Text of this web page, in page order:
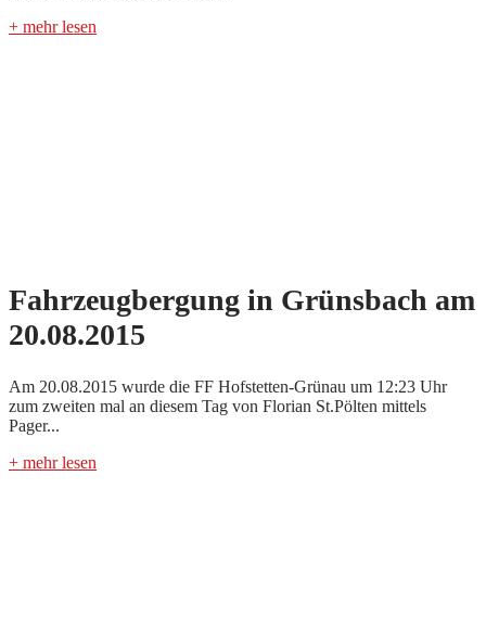
+ mehr lesen
Fahrzeugbergung in Grünsbach am
20.08.2015
Am 20.08.2015 wurde die FF Hofstetten-Grünau um 12:23 Uhr
zum zweiten mal an diesem Tag von Florian St.Pölten mittels
Pager...
+ mehr lesen